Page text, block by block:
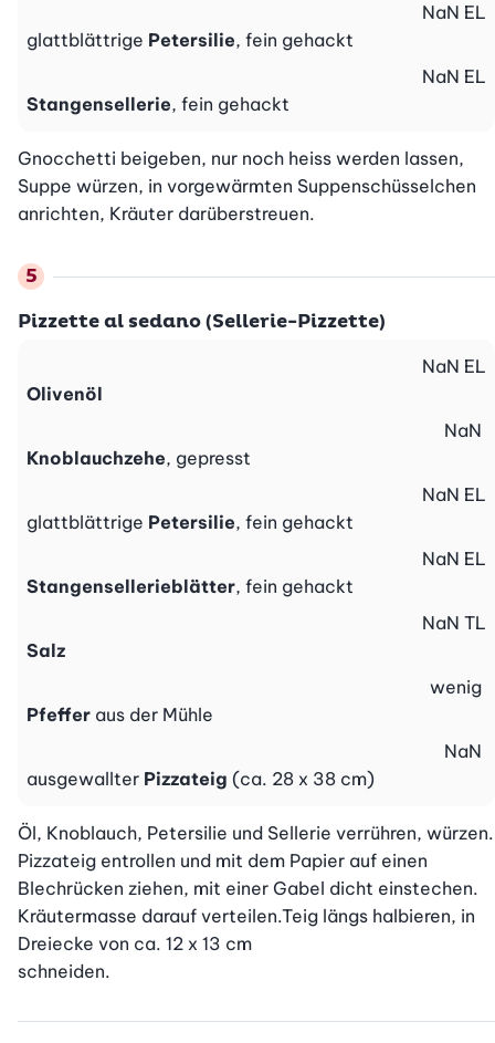
glattblättrige Petersilie, fein gehackt
NaN EL
Stangensellerie, fein gehackt
NaN EL
Gnocchetti beigeben, nur noch heiss werden lassen,
Suppe würzen, in vorgewärmten Suppenschüsselchen
anrichten, Kräuter darüberstreuen.
Pizzette al sedano (Sellerie-Pizzette)
Olivenöl
NaN EL
Knoblauchzehe, gepresst
NaN
glattblättrige Petersilie, fein gehackt
NaN EL
Stangensellerieblätter, fein gehackt
NaN EL
Salz
NaN TL
Pfeffer aus der Mühle
wenig
ausgewallter Pizzateig (ca. 28 x 38 cm)
NaN
Öl, Knoblauch, Petersilie und Sellerie verrühren, würzen.
Pizzateig entrollen und mit dem Papier auf einen
Blechrücken ziehen, mit einer Gabel dicht einstechen.
Kräutermasse darauf verteilen.Teig längs halbieren, in
Dreiecke von ca. 12 x 13 cm
schneiden.